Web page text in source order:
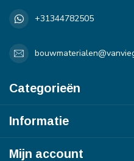
+31344782505
Categorieën
Informatie
Mijn account